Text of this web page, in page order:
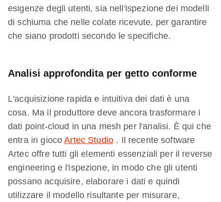
esigenze degli utenti, sia nell'ispezione dei modelli
di schiuma che nelle colate ricevute, per garantire
che siano prodotti secondo le specifiche.
Analisi approfondita per getto conforme
L'acquisizione rapida e intuitiva dei dati è una
cosa. Ma il produttore deve ancora trasformare i
dati point-cloud in una mesh per l'analisi. È qui che
entra in giocoArtec Studio . Il recente software
Artec offre tutti gli elementi essenziali per il reverse
engineering e l'ispezione, in modo che gli utenti
possano acquisire, elaborare i dati e quindi
utilizzare il modello risultante per misurare,